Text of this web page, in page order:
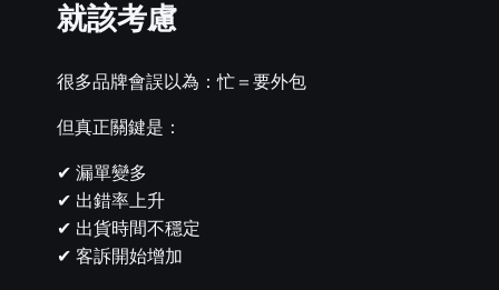
就該考慮
很多品牌會誤以為：忙＝要外包
但真正關鍵是：
✔ 漏單變多
✔ 出錯率上升
✔ 出貨時間不穩定
✔ 客訴開始增加